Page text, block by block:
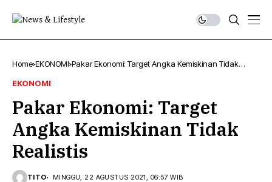
Home EKONOMI Pakar Ekonomi: Target Angka Kemiskinan Tidak
EKONOMI
Pakar Ekonomi: Target
Angka Kemiskinan Tidak
Realistis
TITO MINGGU, 22 AGUSTUS 2021, 06:57 WIB